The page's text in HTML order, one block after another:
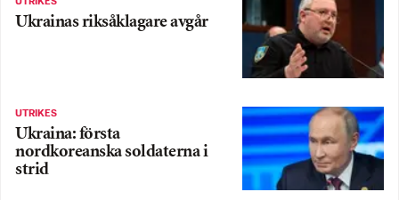
Ukrainas riksåklagare avgår
UTRIKES
Ukraina: första
nordkoreanska soldaterna i
strid